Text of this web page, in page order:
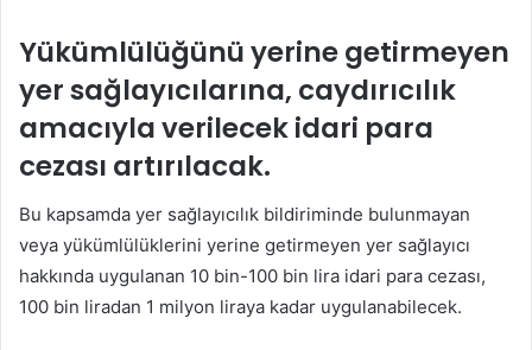
Yükümlülüğünü yerine getirmeyen
yer sağlayıcılarına, caydırıcılık
amacıyla verilecek idari para
cezası artırılacak.
Bu kapsamda yer sağlayıcılık bildiriminde bulunmayan
veya yükümlülüklerini yerine getirmeyen yer sağlayıcı
hakkında uygulanan 10 bin-100 bin lira idari para cezası,
100 bin liradan 1 milyon liraya kadar uygulanabilecek.